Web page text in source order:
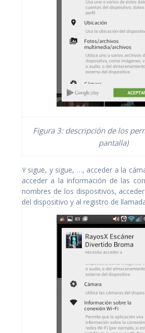
Figura 3: descripción de los
pantalla)
Y sigue, y sigue, …, acceder a la
acceder a la información de las
nombres de los dispositivos,
del dispositivo y al registro de